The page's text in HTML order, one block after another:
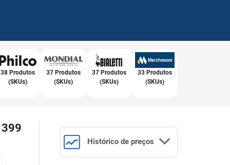
38 Produtos
(SKUs)
37 Produtos
(SKUs)
37 Produtos
(SKUs)
33 Produtos
(SKUs)
Histórico de preços